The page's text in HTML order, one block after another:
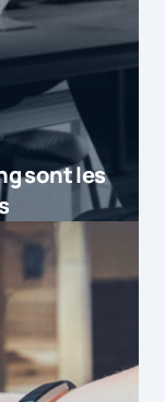
temps
forts de
|
sont les